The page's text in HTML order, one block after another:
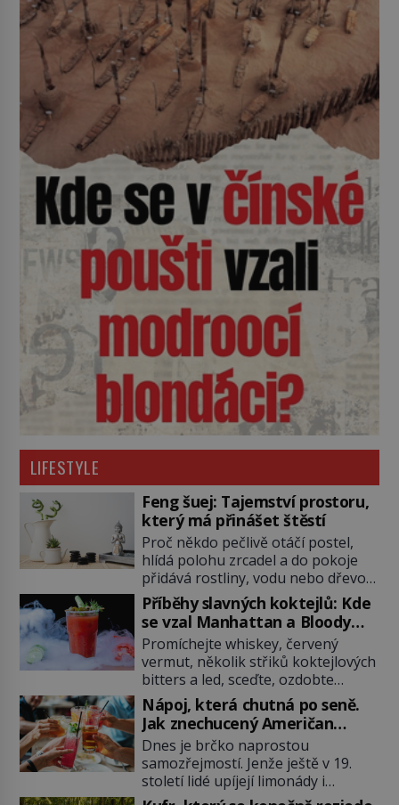
LIFESTYLE
Feng šuej: Tajemství prostoru,
který má přinášet štěstí
Proč někdo pečlivě otáčí postel,
hlídá polohu zrcadel a do pokoje
přidává rostliny, vodu nebo dřevo?
Feng šuej tvrdí, že domov není jen
soubor zdí a nábytku. Je to prostor,
kterým proudí energie čchi a jeho
uspořádání může ovlivňovat, jak se
v něm člověk cítí. Feng šuej má
kořeny ve staré Číně a jeho historie
[…]
Příběhy slavných koktejlů: Kde
se vzal Manhattan a Bloody
Mary?
Promíchejte whiskey, červený
vermut, několik střiků koktejlových
bitters a led, sceďte, ozdobte
koktejlovou třešinkou a tadá…
Manhattan je tu! A pokud to má být
skutečně on, dejte si pozor, ať
místo klasické americké rye
whiskey či klidně bourbonu
nepoužijete skotskou whisku. Co
Nápoj, která chutná po seně.
Jak znechucený Američan
vymyslel brčko
Dnes je brčko naprostou
samozřejmostí. Jenže ještě v 19.
století lidé upíjejí limonády i
koktejly dutými stébly žita nebo